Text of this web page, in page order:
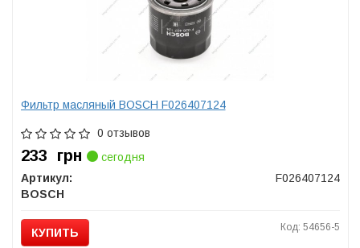
Фильтр масляный BOSCH F026407124
0 отзывов
233 грн
сегодня
Артикул:
F026407124
BOSCH
КУПИТЬ Код: 54656-5